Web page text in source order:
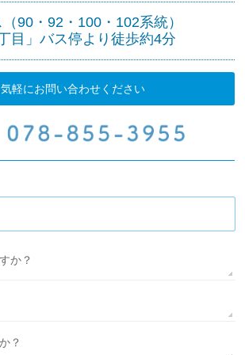
90・92・100・102系統）
目」バス停より徒歩約4分
軽にお問い合わせください
か？
？